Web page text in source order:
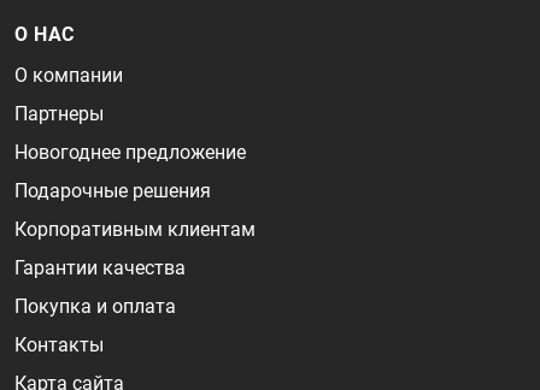
О НАС
О компании
Партнеры
Новогоднее предложение
Подарочные решения
Корпоративным клиентам
Гарантии качества
Покупка и оплата
Контакты
Карта сайта